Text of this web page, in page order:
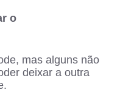
o
mas alguns não
deixar a outra